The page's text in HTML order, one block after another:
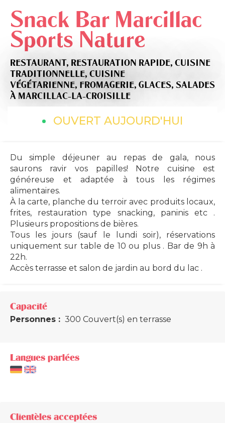
Snack Bar Marcillac
Sports Nature
RESTAURANT, RESTAURATION RAPIDE, CUISINE
TRADITIONNELLE, CUISINE
VÉGÉTARIENNE, FROMAGERIE, GLACES, SALADES
À MARCILLAC-LA-CROISILLE
OUVERT AUJOURD'HUI
Du simple déjeuner au repas de gala, nous
saurons ravir vos papilles! Notre cuisine est
généreuse et adaptée à tous les régimes
alimentaires.
À la carte, planche du terroir avec produits locaux,
frites, restauration type snacking, paninis etc .
Plusieurs propositions de bières.
Tous les jours (sauf le lundi soir), réservations
uniquement sur table de 10 ou plus . Bar de 9h à
22h.
Accès terrasse et salon de jardin au bord du lac .
Capacité
Personnes : 300 Couvert(s) en terrasse
Langues parlées
Clientèles acceptées